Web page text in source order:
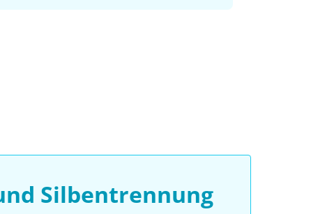
Silbentrennung